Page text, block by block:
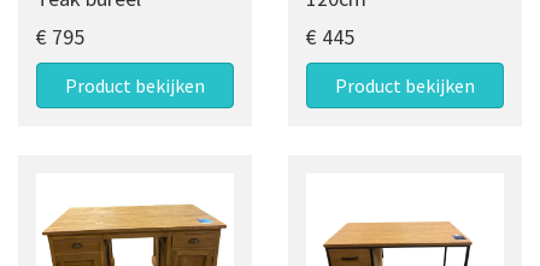
€ 795
Product bekijken
€ 445
Product bekijken